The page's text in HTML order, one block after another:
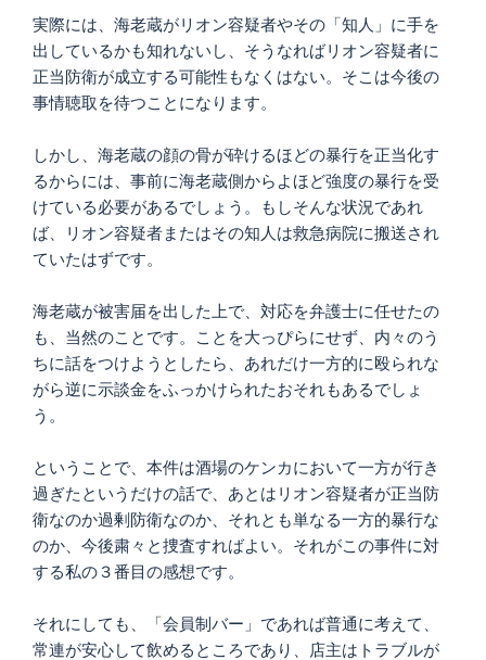
実際には、海老蔵がリオン容疑者やその「知人」に手を
出しているかも知れないし、そうなればリオン容疑者に
正当防衛が成立する可能性もなくはない。そこは今後の
事情聴取を待つことになります。
しかし、海老蔵の顔の骨が砕けるほどの暴行を正当化す
るからには、事前に海老蔵側からよほど強度の暴行を受
けている必要があるでしょう。もしそんな状況であれ
ば、リオン容疑者またはその知人は救急病院に搬送され
ていたはずです。
海老蔵が被害届を出した上で、対応を弁護士に任せたの
も、当然のことです。ことを大っぴらにせず、内々のう
ちに話をつけようとしたら、あれだけ一方的に殴られな
がら逆に示談金をふっかけられたおそれもあるでしょ
う。
ということで、本件は酒場のケンカにおいて一方が行き
過ぎたというだけの話で、あとはリオン容疑者が正当防
衛なのか過剰防衛なのか、それとも単なる一方的暴行な
のか、今後粛々と捜査すればよい。それがこの事件に対
する私の３番目の感想です。
それにしても、「会員制バー」であれば普通に考えて、
常連が安心して飲めるところであり、店主はトラブルが